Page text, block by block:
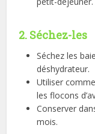
2. Séchez-les
Séchez les
déshydrateur.
Utiliser
les flocons
Conserver
mois.